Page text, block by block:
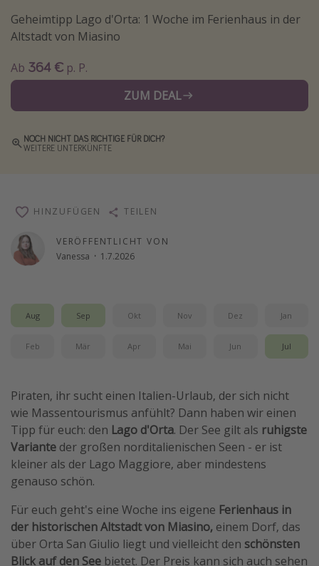
Hotels in Amsterdam
Familienurlaub in der Türkei
Reisepassfreie Reiseziele
Travel Know How
Silvesterreisen
Last Minute Urlaub Deutschland
Geheimtipp Lago d'Orta: 1 Woche im Ferienhaus in der
Altstadt von Miasino
Ab 364 € p. P.
ZUM DEAL
NOCH NICHT DAS RICHTIGE FÜR DICH?
WEITERE UNTERKÜNFTE
VERÖFFENTLICHT VON
Vanessa · 1.7.2026
HINZUFÜGEN TEILEN
Aug Sep Okt Nov Dez Jan
Feb Mär Apr Mai Jun Jul
Piraten, ihr sucht einen Italien-Urlaub, der sich nicht
wie Massentourismus anfühlt? Dann haben wir einen
Tipp für euch: den Lago d'Orta. Der See gilt als ruhigste
Variante der großen norditalienischen Seen - er ist
kleiner als der Lago Maggiore, aber mindestens
genauso schön.
Für euch geht's eine Woche ins eigene Ferienhaus in
der historischen Altstadt von Miasino, einem Dorf, das
über Orta San Giulio liegt und vielleicht den schönsten
Blick auf den See bietet. Der Preis kann sich auch sehen